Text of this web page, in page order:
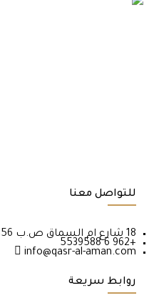
للتواصل معنا
18 شارع ام السماق ص.ب 2456 عمان 11953 الاردن
+962 6 5539588
info@qasr-al-aman.com
روابط سريعة